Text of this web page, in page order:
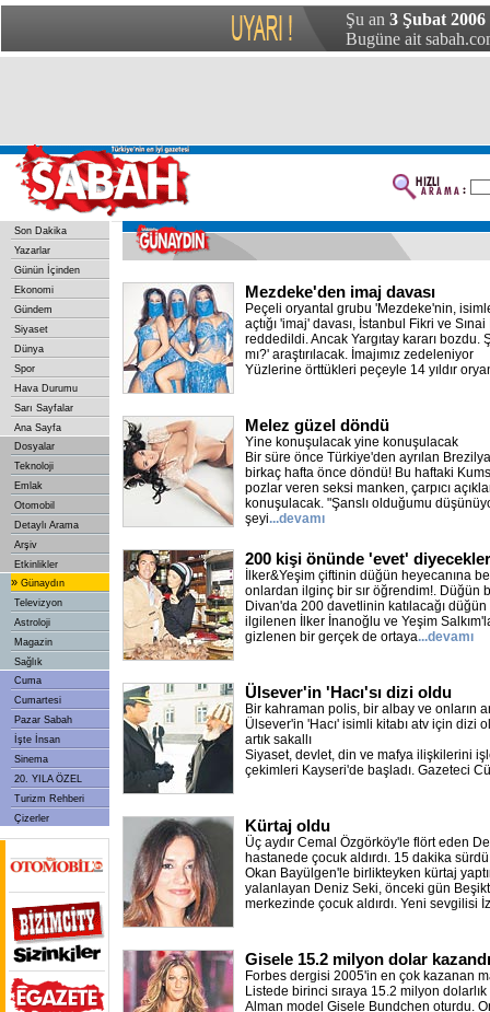
Şu an 3 Şubat
Bugüne ait
Son Dakika
Yazarlar
Günün İçinden
Ekonomi
Gündem
Siyaset
Dünya
Spor
Hava Durumu
Sarı Sayfalar
Ana Sayfa
Dosyalar
Teknoloji
Emlak
Otomobil
Detaylı Arama
Arşiv
Etkinlikler
» Günaydın
Televizyon
Astroloji
Magazin
Sağlık
Cuma
Cumartesi
Pazar Sabah
İşte İnsan
Sinema
20. YILA ÖZEL
Turizm Rehberi
Çizerler
Mezdeke'den imaj davası
Peçeli oryantal grubu 'Mezdeke'nin,
açtığı 'imaj' davası, İstanbul Fikri ve
reddedildi. Ancak Yargıtay kararı bozdu.
mı?' araştırılacak. İmajımız zedeleniyor
Yüzlerine örttükleri peçeyle 14 yıldır
Melez güzel döndü
Yine konuşulacak yine konuşulacak
Bir süre önce Türkiye'den ayrılan
birkaç hafta önce döndü! Bu haftaki
pozlar veren seksi manken, çarpıcı
konuşulacak. "Şanslı olduğumu
şeyi...devamı
200 kişi önünde 'evet' diyecekler
İlker&Yeşim çiftinin düğün heyecanına
onlardan ilginç bir sır öğrendim!. Düğün
Divan'da 200 davetlinin katılacağı
ilgilenen İlker İnanoğlu ve Yeşim
gizlenen bir gerçek de ortaya...devamı
Ülsever'in 'Hacı'sı dizi oldu
Bir kahraman polis, bir albay ve onların
Ülsever'in 'Hacı' isimli kitabı atv için dizi
artık sakallı
Siyaset, devlet, din ve mafya ilişkilerini
çekimleri Kayseri'de başladı. Gazeteci
Kürtaj oldu
Üç aydır Cemal Özgörköy'le flört eden
hastanede çocuk aldırdı. 15 dakika sürdü
Okan Bayülgen'le birlikteyken kürtaj
yalanlayan Deniz Seki, önceki gün
merkezinde çocuk aldırdı. Yeni sevgilisi
Gisele 15.2 milyon dolar kazandı
Forbes dergisi 2005'in en çok kazanan
Listede birinci sıraya 15.2 milyon
Alman model Gisele Bundchen oturdu.